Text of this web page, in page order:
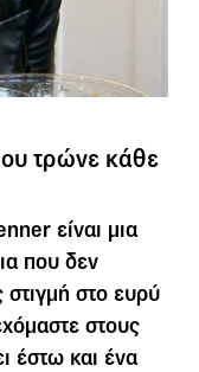
τρώνε κάθε
είναι μια
που δεν
στιγμή στο ευρύ
στους
έστω και ένα